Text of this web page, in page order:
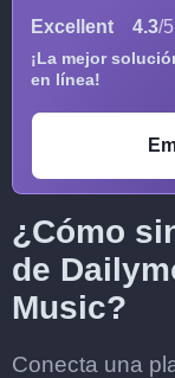
Excellent 4.3/5
¡La mejor
en línea!
¿Cómo
de
Music?
Conecta una